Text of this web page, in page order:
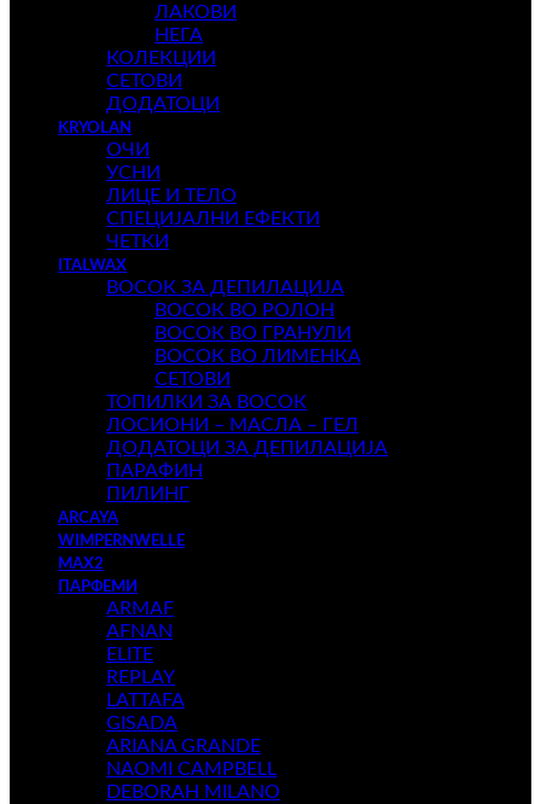
ЛАКОВИ
НЕГА
КОЛЕКЦИИ
СЕТОВИ
ДОДАТОЦИ
KRYOLAN
ОЧИ
УСНИ
ЛИЦЕ И ТЕЛО
СПЕЦИЈАЛНИ ЕФЕКТИ
ЧЕТКИ
ITALWAX
ВОСОК ЗА ДЕПИЛАЦИЈА
ВОСОК ВО РОЛОН
ВОСОК ВО ГРАНУЛИ
ВОСОК ВО ЛИМЕНКА
СЕТОВИ
ТОПИЛКИ ЗА ВОСОК
ЛОСИОНИ – МАСЛА – ГЕЛ
ДОДАТОЦИ ЗА ДЕПИЛАЦИЈА
ПАРАФИН
ПИЛИНГ
ARCAYA
WIMPERNWELLE
MAX2
ПАРФЕМИ
ARMAF
AFNAN
ELITE
REPLAY
LATTAFA
GISADA
ARIANA GRANDE
NAOMI CAMPBELL
DEBORAH MILANO